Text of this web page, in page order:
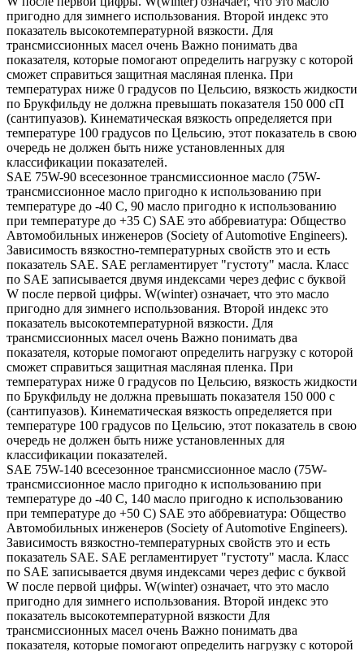
пригодно для зимнего использования. Второй индекс это
показатель высокотемпературной вязкости. Для
трансмиссионных масел очень Важно понимать два
показателя, которые помогают определить нагрузку с которой
сможет справиться защитная масляная пленка. При
температурах ниже 0 градусов по Цельсию, вязкость жидкости
по Брукфильду не должна превышать показателя 150 000 сП
(сантипуазов). Кинематическая вязкость определяется при
температуре 100 градусов по Цельсию, этот показатель в свою
очередь не должен быть ниже установленных для
классификации показателей.
SAE 75W-90 всесезонное трансмиссионное масло (75W-
трансмиссионное масло пригодно к использованию при
температуре до -40 С, 90 масло пригодно к использованию
при температуре до +35 С) SAE это аббревиатура: Общество
Автомобильных инженеров (Society of Automotive Engineers).
Зависимость вязкостно-температурных свойств это и есть
показатель SAE. SAE регламентирует "густоту" масла. Класс
по SAE записывается двумя индексами через дефис с буквой
W после первой цифры. W(winter) означает, что это масло
пригодно для зимнего использования. Второй индекс это
показатель высокотемпературной вязкости. Для
трансмиссионных масел очень Важно понимать два
показателя, которые помогают определить нагрузку с которой
сможет справиться защитная масляная пленка. При
температурах ниже 0 градусов по Цельсию, вязкость жидкости
по Брукфильду не должна превышать показателя 150 000 с
(сантипуазов). Кинематическая вязкость определяется при
температуре 100 градусов по Цельсию, этот показатель в свою
очередь не должен быть ниже установленных для
классификации показателей.
SAE 75W-140 всесезонное трансмиссионное масло (75W-
трансмиссионное масло пригодно к использованию при
температуре до -40 С, 140 масло пригодно к использованию
при температуре до +50 С) SAE это аббревиатура: Общество
Автомобильных инженеров (Society of Automotive Engineers).
Зависимость вязкостно-температурных свойств это и есть
показатель SAE. SAE регламентирует "густоту" масла. Класс
по SAE записывается двумя индексами через дефис с буквой
W после первой цифры. W(winter) означает, что это масло
пригодно для зимнего использования. Второй индекс это
показатель высокотемпературной вязкости Для
трансмиссионных масел очень Важно понимать два
показателя, которые помогают определить нагрузку с которой